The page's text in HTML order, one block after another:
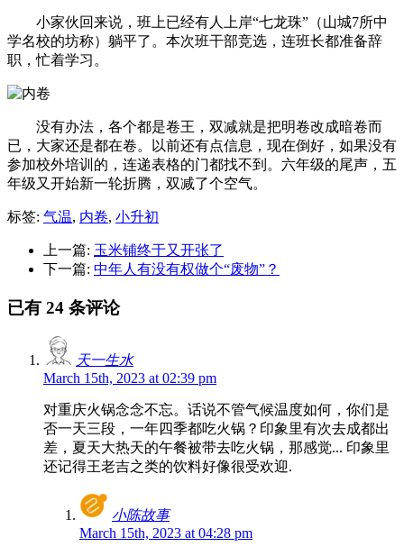
小家伙回来说，班上已经有人上岸“七龙珠”（山城7所中
学名校的坊称）躺平了。本次班干部竞选，连班长都准备辞
职，忙着学习。
没有办法，各个都是卷王，双减就是把明卷改成暗卷而
已，大家还是都在卷。以前还有点信息，现在倒好，如果没有
参加校外培训的，连递表格的门都找不到。六年级的尾声，五
年级又开始新一轮折腾，双减了个空气。
标签: 气温, 内卷, 小升初
上一篇: 玉米铺终于又开张了
下一篇: 中年人有没有权做个“废物”？
已有 24 条评论
天一生水
March 15th, 2023 at 02:39 pm
对重庆火锅念念不忘。话说不管气候温度如何，你们是
否一天三段，一年四季都吃火锅？印象里有次去成都出
差，夏天大热天的午餐被带去吃火锅，那感觉... 印象里
还记得王老吉之类的饮料好像很受欢迎.
小陈故事
March 15th, 2023 at 04:28 pm